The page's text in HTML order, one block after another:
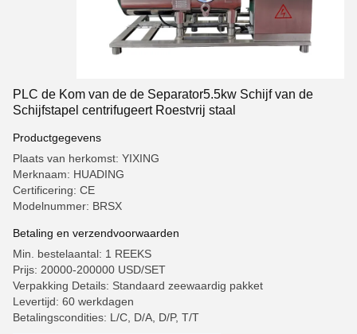
PLC de Kom van de de Separator5.5kw Schijf van de
Schijfstapel centrifugeert Roestvrij staal
Productgegevens
Plaats van herkomst: YIXING
Merknaam: HUADING
Certificering: CE
Modelnummer: BRSX
Betaling en verzendvoorwaarden
Min. bestelaantal: 1 REEKS
Prijs: 20000-200000 USD/SET
Verpakking Details: Standaard zeewaardig pakket
Levertijd: 60 werkdagen
Betalingscondities: L/C, D/A, D/P, T/T